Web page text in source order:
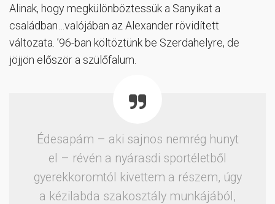
Alinak, hogy megkülönböztessük a Sanyikat a
családban…valójában az Alexander rövidített
változata. ’96-ban költöztünk be Szerdahelyre, de
jöjjön először a szülőfalum.
Édesapám – aki sajnos nemrég hunyt
el – révén a nyárasdi sportéletből
gyerekkoromtól kivettem a részem, úgy
a kézilabda szakosztály munkájából,